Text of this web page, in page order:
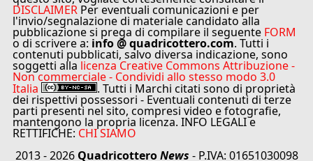
DISCLAIMER Per eventuali comunicazioni e per
l'invio/segnalazione di materiale candidato alla
pubblicazione si prega di compilare il seguente FORM
o di scrivere a: info @ quadricottero.com. Tutti i
contenuti pubblicati, salvo diversa indicazione, sono
soggetti alla licenza Creative Commons Attribuzione -
Non commerciale - Condividi allo stesso modo 3.0
Italia . Tutti i Marchi citati sono di proprietà
dei rispettivi possessori - Eventuali contenuti di terze
parti presenti nel sito, compresi video e fotografie,
mantengono la propria licenza. INFO LEGALI e
RETTIFICHE: CHI SIAMO
2013 - 2026 QuadricotteroNews - P.IVA: 01651030098